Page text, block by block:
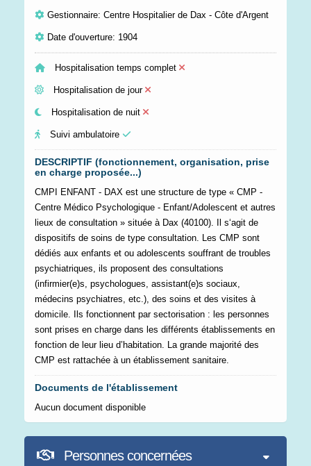
Gestionnaire: Centre Hospitalier de Dax - Côte d'Argent
Date d'ouverture: 1904
Hospitalisation temps complet
Hospitalisation de jour
Hospitalisation de nuit
Suivi ambulatoire
DESCRIPTIF (fonctionnement, organisation, prise
en charge proposée...)
CMPI ENFANT - DAX est une structure de type « CMP -
Centre Médico Psychologique - Enfant/Adolescent et autres
lieux de consultation » située à Dax (40100). Il s‘agit de
dispositifs de soins de type consultation. Les CMP sont
dédiés aux enfants et ou adolescents souffrant de troubles
psychiatriques, ils proposent des consultations
(infirmier(e)s, psychologues, assistant(e)s sociaux,
médecins psychiatres, etc.), des soins et des visites à
domicile. Ils fonctionnent par sectorisation : les personnes
sont prises en charge dans les différents établissements en
fonction de leur lieu d’habitation. La grande majorité des
CMP est rattachée à un établissement sanitaire.
Documents de l'établissement
Aucun document disponible
Personnes concernées